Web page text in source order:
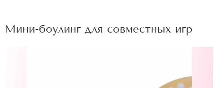
Мини-боулинг для совместных игр